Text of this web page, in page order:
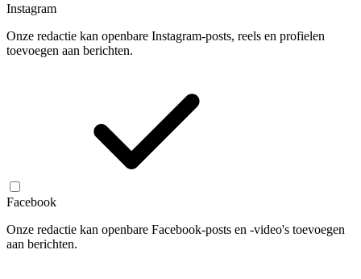
Instagram
Onze redactie kan openbare Instagram-posts, reels en profielen
toevoegen aan berichten.
Facebook
Onze redactie kan openbare Facebook-posts en -video's toevoegen
aan berichten.